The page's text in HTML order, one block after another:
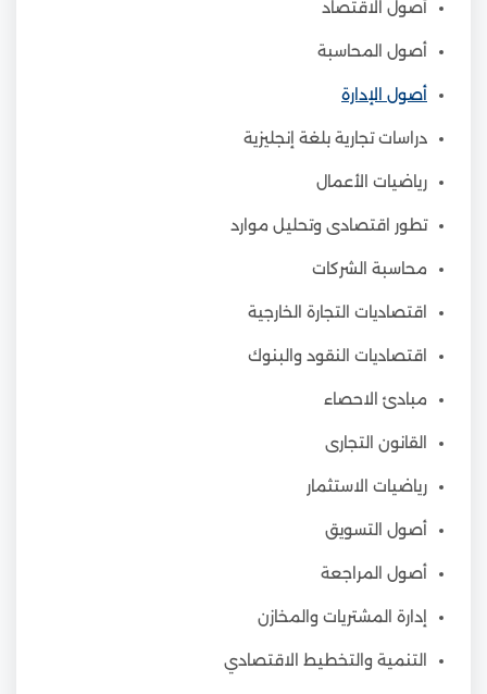
أصول الاقتصاد
أصول المحاسبة
أصول الإدارة
دراسات تجارية بلغة إنجليزية
رياضيات الأعمال
تطور اقتصادى وتحليل موارد
محاسبة الشركات
اقتصاديات التجارة الخارجية
اقتصاديات النقود والبنوك
مبادئ الاحصاء
القانون التجارى
رياضيات الاستثمار
أصول التسويق
أصول المراجعة
إدارة المشتريات والمخازن
التنمية والتخطيط الاقتصادي